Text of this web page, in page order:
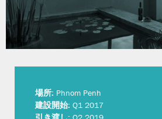
場所: Phnom Penh
建設開始: Q1 2017